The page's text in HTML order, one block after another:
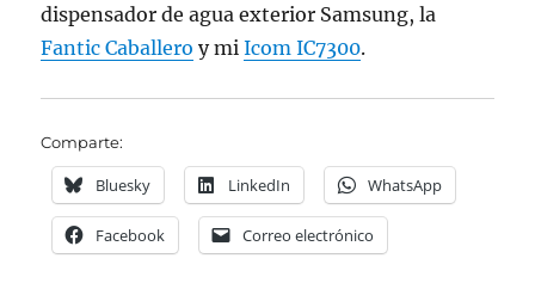
dispensador de agua exterior Samsung, la
Fantic Caballero y miIcom IC7300.
Comparte:
Bluesky LinkedIn WhatsApp
Facebook Correo electrónico